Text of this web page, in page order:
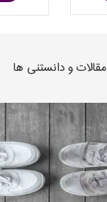
مقالات و دانستنی ها